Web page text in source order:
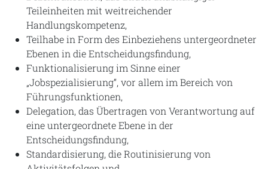
Teileinheiten mit weitreichender
Handlungskompetenz,
Teilhabe in Form des Einbeziehens untergeordneter
Ebenen in die Entscheidungsfindung,
Funktionalisierung im Sinne einer
„Jobspezialisierung“, vor allem im Bereich von
Führungsfunktionen,
Delegation, das Übertragen von Verantwortung auf
eine untergeordnete Ebene in der
Entscheidungsfindung,
Standardisierung, die Routinisierung von